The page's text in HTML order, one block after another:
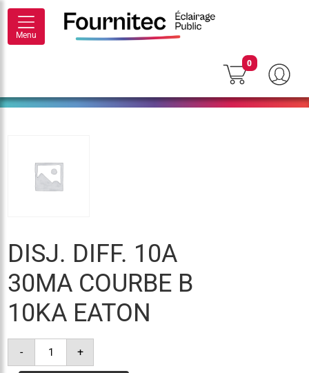
Menu
0
DISJ. DIFF. 10A
30MA COURBE B
10KA EATON
-
quantité
disj.
+